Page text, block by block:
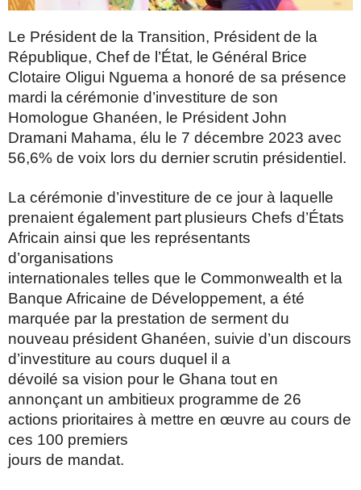
Le Président de la Transition, Président de la
République, Chef de l’État, le Général Brice
Clotaire Oligui Nguema a honoré de sa présence
mardi la cérémonie d’investiture de son
Homologue Ghanéen, le Président John
Dramani Mahama, élu le 7 décembre 2023 avec
56,6% de voix lors du dernierscrutin présidentiel.
La cérémonie d’investiture de ce jour à laquelle
prenaient également part plusieurs Chefs d’États
Africain ainsi que les représentants
d’organisations
internationales telles que le Commonwealth et la
Banque Africaine de Développement, a été
marquée par la prestation de serment du
nouveau président Ghanéen, suivie d’un discours
d’investiture au cours duquel il a
dévoilé sa vision pour le Ghana tout en
annonçant un ambitieux programme de 26
actions prioritaires à mettre en œuvre au cours de
ces 100 premiers
jours de mandat.